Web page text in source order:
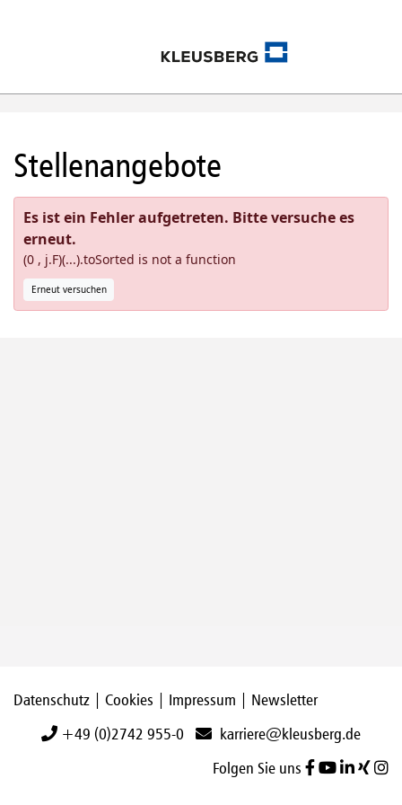
Stellenangebote
Es ist ein Fehler aufgetreten. Bitte versuche es
erneut.
(0 , j.F)(...).toSorted is not a function
Erneut versuchen
Datenschutz Cookies Impressum Newsletter
+49 (0)2742 955-0 karriere@kleusberg.de
Folgen Sie uns